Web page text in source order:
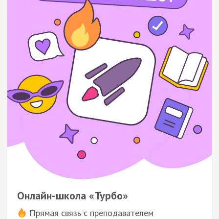
Онлайн-школа «Турбо»
Прямая связь с преподавателем